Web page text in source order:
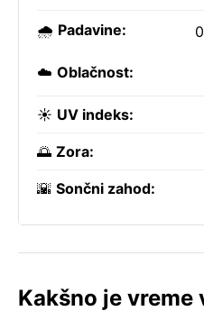
🌧️ Padavine:
☁️ Oblačnost:
☀️ UV indeks:
🌅 Zora:
🌇 Sončni zahod:
Kakšno je vreme